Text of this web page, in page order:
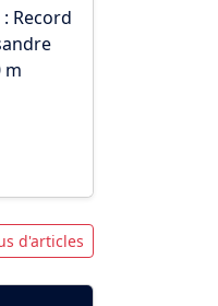
Record
m
d'articles